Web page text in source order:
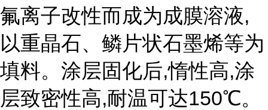
氟离子改性而成为成膜溶液,
以重晶石、鳞片状石墨烯等为
填料。涂层固化后,惰性高,涂
层致密性高,耐温可达150℃。